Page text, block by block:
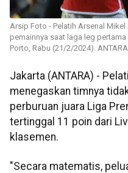
Arsip Foto - Pelatih Arsenal
pemainnya saat laga leg
Porto, Rabu (21/2/2024).
Jakarta (ANTARA) -
menegaskan timnya
perburuan juara Liga
tertinggal 11 poin dari
klasemen.
"Secara matematis,